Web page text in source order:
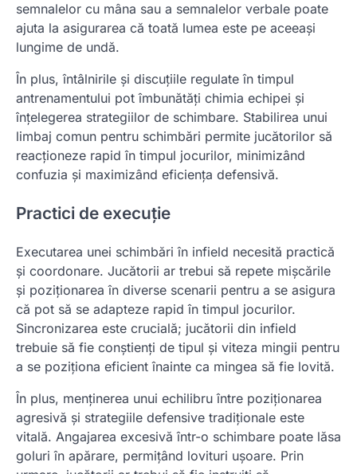
semnalelor cu mâna sau a semnalelor verbale poate
ajuta la asigurarea că toată lumea este pe aceeași
lungime de undă.
În plus, întâlnirile și discuțiile regulate în timpul
antrenamentului pot îmbunătăți chimia echipei și
înțelegerea strategiilor de schimbare. Stabilirea unui
limbaj comun pentru schimbări permite jucătorilor să
reacționeze rapid în timpul jocurilor, minimizând
confuzia și maximizând eficiența defensivă.
Practici de execuție
Executarea unei schimbări în infield necesită practică
și coordonare. Jucătorii ar trebui să repete mișcările
și poziționarea în diverse scenarii pentru a se asigura
că pot să se adapteze rapid în timpul jocurilor.
Sincronizarea este crucială; jucătorii din infield
trebuie să fie conștienți de tipul și viteza mingii pentru
a se poziționa eficient înainte ca mingea să fie lovită.
În plus, menținerea unui echilibru între poziționarea
agresivă și strategiile defensive tradiționale este
vitală. Angajarea excesivă într-o schimbare poate lăsa
goluri în apărare, permițând lovituri ușoare. Prin